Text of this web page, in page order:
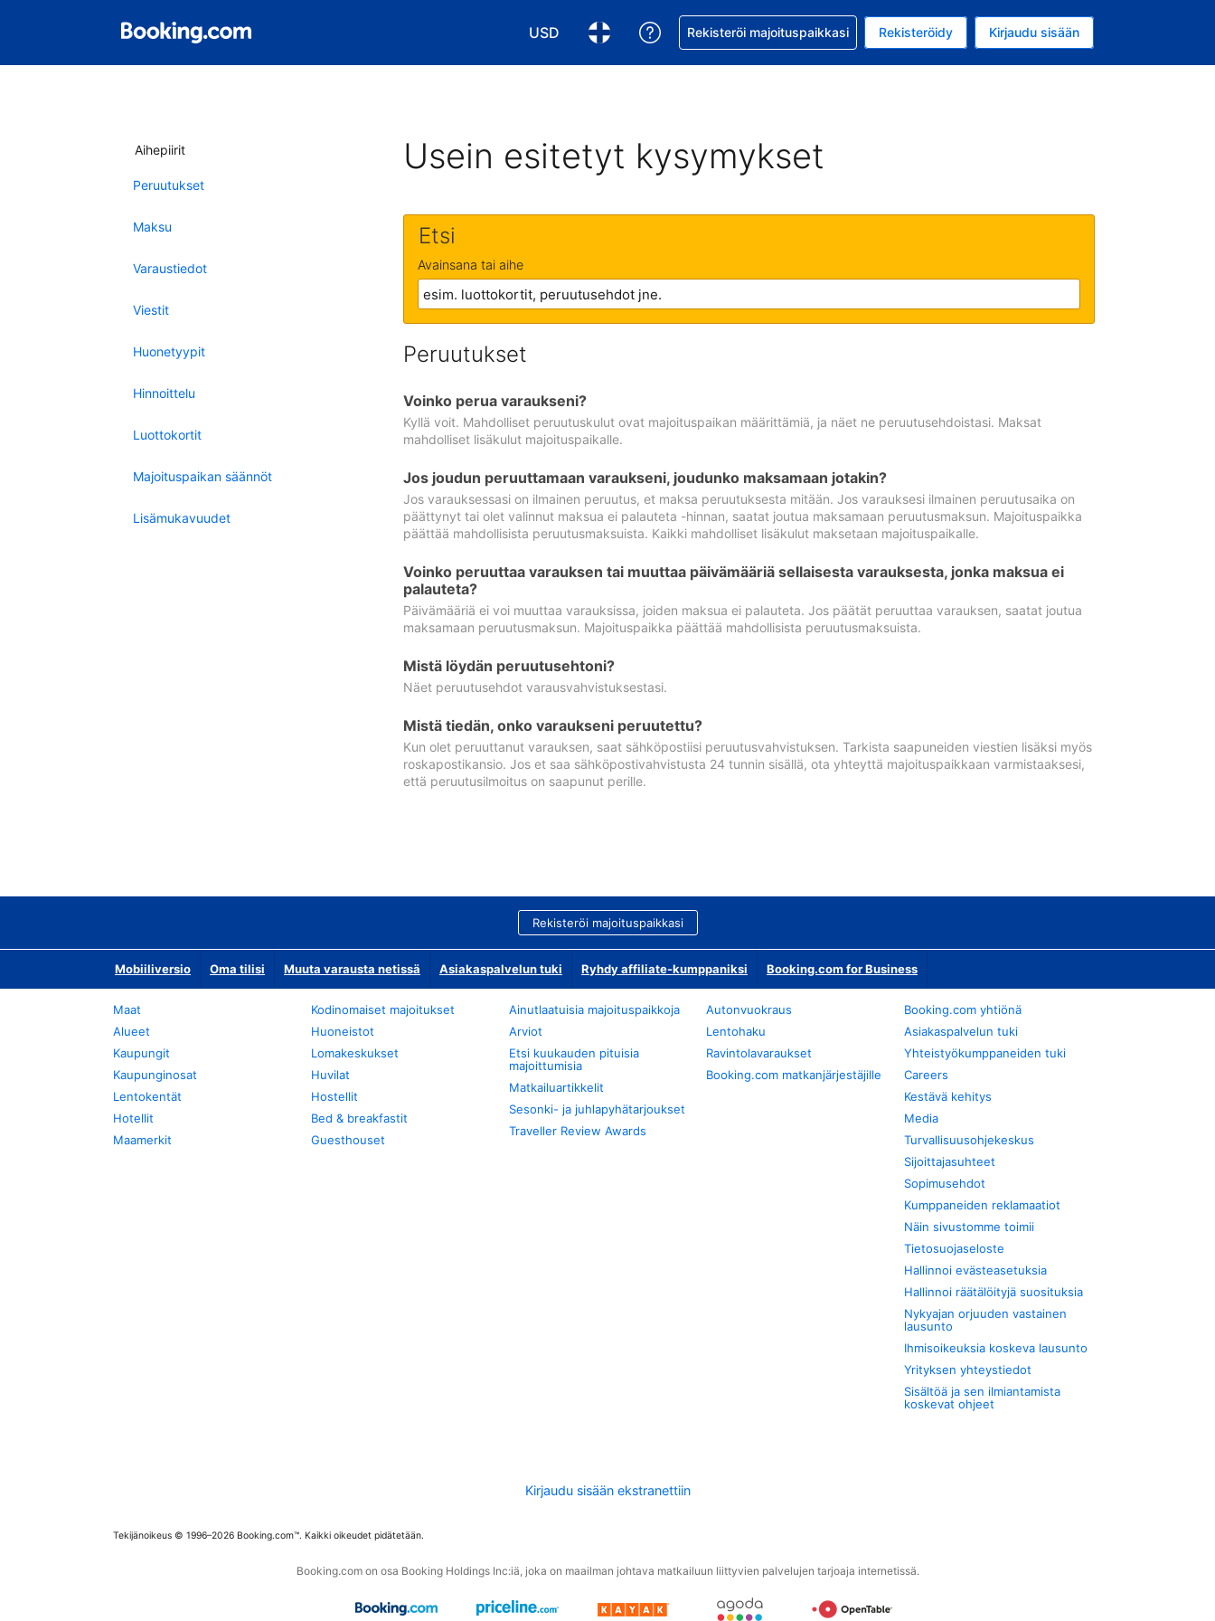
USD
Valitse valuutta. Tämänhetkinen valuutta on Yhdysvaltain dollari
Valitse kieli. Tämänhetkinen kieli on Suomi
Pyydä apua varauksesi kanssa
Rekisteröi majoituspaikkasi Rekisteröidy Kirjaudu sisään
Aihepiirit
Peruutukset
Maksu
Varaustiedot
Viestit
Huonetyypit
Hinnoittelu
Luottokortit
Majoituspaikan säännöt
Lisämukavuudet
Usein esitetyt kysymykset
Etsi
Avainsana tai aihe
Peruutukset
Voinko perua varaukseni?
Kyllä voit. Mahdolliset peruutuskulut ovat majoituspaikan määrittämiä, ja näet ne peruutusehdoistasi. Maksat
mahdolliset lisäkulut majoituspaikalle.
Jos joudun peruuttamaan varaukseni, joudunko maksamaan jotakin?
Jos varauksessasi on ilmainen peruutus, et maksa peruutuksesta mitään. Jos varauksesi ilmainen peruutusaika on
päättynyt tai olet valinnut maksua ei palauteta -hinnan, saatat joutua maksamaan peruutusmaksun. Majoituspaikka
päättää mahdollisista peruutusmaksuista. Kaikki mahdolliset lisäkulut maksetaan majoituspaikalle.
Voinko peruuttaa varauksen tai muuttaa päivämääriä sellaisesta varauksesta, jonka maksua ei
palauteta?
Päivämääriä ei voi muuttaa varauksissa, joiden maksua ei palauteta. Jos päätät peruuttaa varauksen, saatat joutua
maksamaan peruutusmaksun. Majoituspaikka päättää mahdollisista peruutusmaksuista.
Mistä löydän peruutusehtoni?
Näet peruutusehdot varausvahvistuksestasi.
Mistä tiedän, onko varaukseni peruutettu?
Kun olet peruuttanut varauksen, saat sähköpostiisi peruutusvahvistuksen. Tarkista saapuneiden viestien lisäksi myös
roskapostikansio. Jos et saa sähköpostivahvistusta 24 tunnin sisällä, ota yhteyttä majoituspaikkaan varmistaaksesi,
että peruutusilmoitus on saapunut perille.
Rekisteröi majoituspaikkasi
Mobiiliversio Oma tilisi Muuta varausta netissä Asiakaspalvelun tuki Ryhdy affiliate-kumppaniksi Booking.com for Business
Maat
Alueet
Kaupungit
Kaupunginosat
Lentokentät
Hotellit
Maamerkit
Kodinomaiset majoitukset
Huoneistot
Lomakeskukset
Huvilat
Hostellit
Bed & breakfastit
Guesthouset
Ainutlaatuisia majoituspaikkoja
Arviot
Etsi kuukauden pituisia
majoittumisia
Matkailuartikkelit
Sesonki- ja juhlapyhätarjoukset
Traveller Review Awards
Autonvuokraus
Lentohaku
Ravintolavaraukset
Booking.com matkanjärjestäjille
Booking.com yhtiönä
Asiakaspalvelun tuki
Yhteistyökumppaneiden tuki
Careers
Kestävä kehitys
Media
Turvallisuusohjekeskus
Sijoittajasuhteet
Sopimusehdot
Kumppaneiden reklamaatiot
Näin sivustomme toimii
Tietosuojaseloste
Hallinnoi evästeasetuksia
Hallinnoi räätälöityjä suosituksia
Nykyajan orjuuden vastainen
lausunto
Ihmisoikeuksia koskeva lausunto
Yrityksen yhteystiedot
Sisältöä ja sen ilmiantamista
koskevat ohjeet
Kirjaudu sisään ekstranettiin
Tekijänoikeus © 1996–2026 Booking.com™. Kaikki oikeudet pidätetään.
Booking.com on osa Booking Holdings Inc:iä, joka on maailman johtava matkailuun liittyvien palvelujen tarjoaja internetissä.